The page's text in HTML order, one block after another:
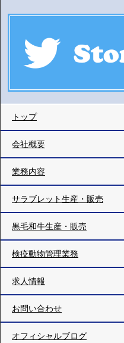
トップ
会社概要
業務内容
サラブレット生産・販売
黒毛和牛生産・販売
検疫動物管理業務
求人情報
お問い合わせ
オフィシャルブログ